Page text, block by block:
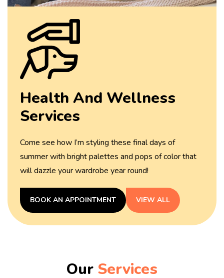
Health And Wellness
Services
Come see how I’m styling these final days of
summer with bright palettes and pops of color that
will dazzle yourwardrobe year round!
BOOK AN APPOINTMENT VIEW ALL
Our Services